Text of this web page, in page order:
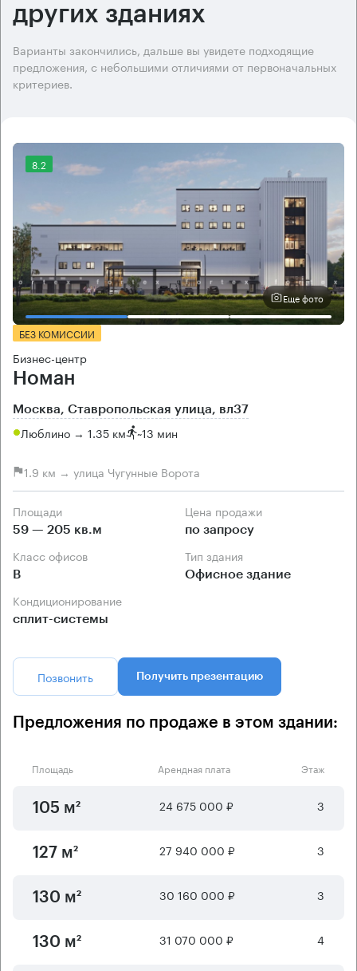
других зданиях
Варианты закончились, дальше вы увидете подходящие
предложения, с небольшими отличиями от первоначальных
критериев.
8.2
Еще фото
БЕЗ КОМИССИИ
Бизнес-центр
Номан
Москва, Ставропольская улица, вл37
Люблино → 1.35 км ~13 мин
1.9 км → улица Чугунные Ворота
Площади
59 — 205 кв.м
Цена продажи
по запросу
Класс офисов
B
Тип здания
Офисное здание
Кондиционирование
сплит-системы
Позвонить Получить презентацию
Предложения по продаже в этом здании:
Площадь Арендная плата Этаж
105 м² 24 675 000 ₽ 3
127 м² 27 940 000 ₽ 3
130 м² 30 160 000 ₽ 3
130 м² 31 070 000 ₽ 4